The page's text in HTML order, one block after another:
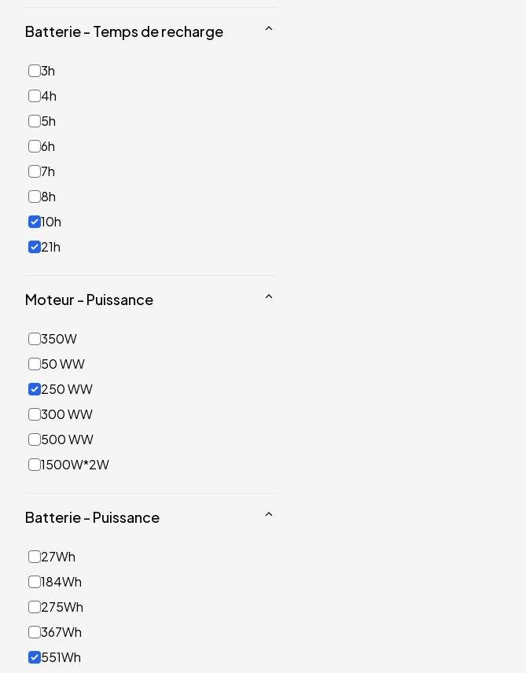
Batterie - Temps de recharge
3h
4h
5h
6h
7h
8h
10h
21h
Moteur - Puissance
350W
50 WW
250 WW
300 WW
500 WW
1500W*2W
Batterie - Puissance
27Wh
184Wh
275Wh
367Wh
551Wh